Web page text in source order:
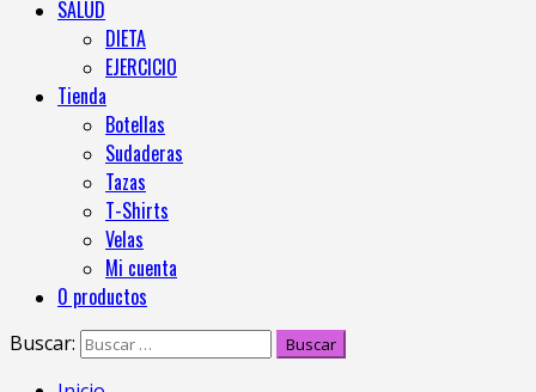
SALUD
DIETA
EJERCICIO
Tienda
Botellas
Sudaderas
Tazas
T-Shirts
Velas
Mi cuenta
0 productos
Buscar: